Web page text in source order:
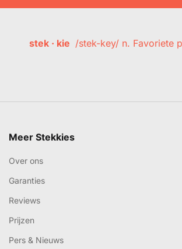
stek · kie /stek-key/ n. Favoriete
Meer Stekkies
Over ons
Garanties
Reviews
Prijzen
Pers & Nieuws